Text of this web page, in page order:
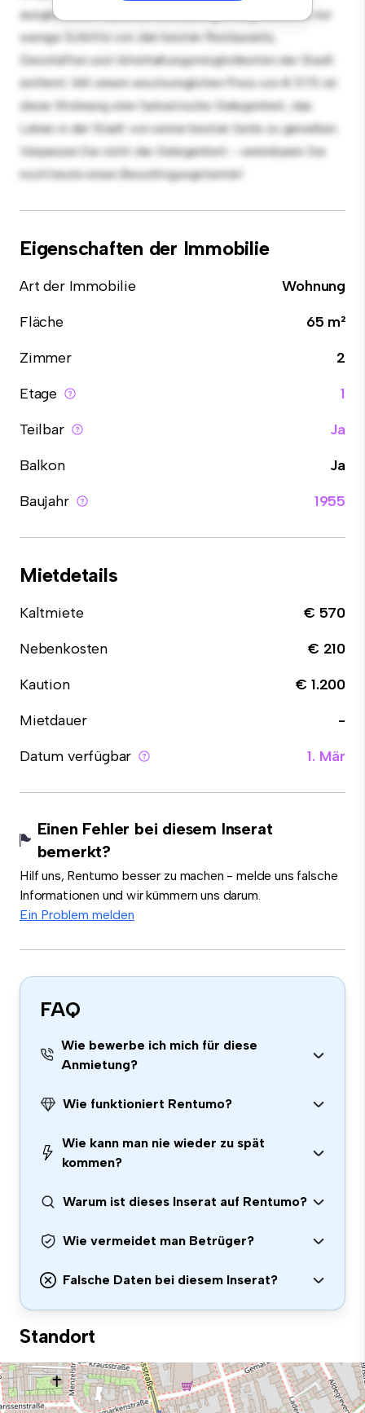
ausgestattet. Dank der erstklassigen Lage sind Sie nur
wenige Schritte von den besten Restaurants,
Geschäften und Unterhaltungsmöglichkeiten der Stadt
entfernt. Mit einem erschwinglichen Preis von € 570 ist
diese Wohnung eine fantastische Gelegenheit, das
Leben in der Stadt von seiner besten Seite zu genießen.
Verpassen Sie nicht die Gelegenheit - vereinbaren Sie
noch heute einen Besichtigungstermin!
Eigenschaften der Immobilie
Art der Immobilie
Wohnung
Fläche
65 m²
Zimmer
2
Etage
1
Teilbar
Ja
Balkon
Ja
Baujahr
1955
Mietdetails
Kaltmiete
€ 570
Nebenkosten
€ 210
Kaution
€ 1.200
Mietdauer
-
Datum verfügbar
1. Mär
Einen Fehler bei diesem Inserat
bemerkt?
Hilf uns, Rentumo besser zu machen - melde uns falsche
Informationen und wir kümmern uns darum.
Ein Problem melden
FAQ
Wie bewerbe ich mich für diese
Anmietung?
Wie funktioniert Rentumo?
Wie kann man nie wieder zu spät
kommen?
Warum ist dieses Inserat auf Rentumo?
Wie vermeidet man Betrüger?
Falsche Daten bei diesem Inserat?
Standort